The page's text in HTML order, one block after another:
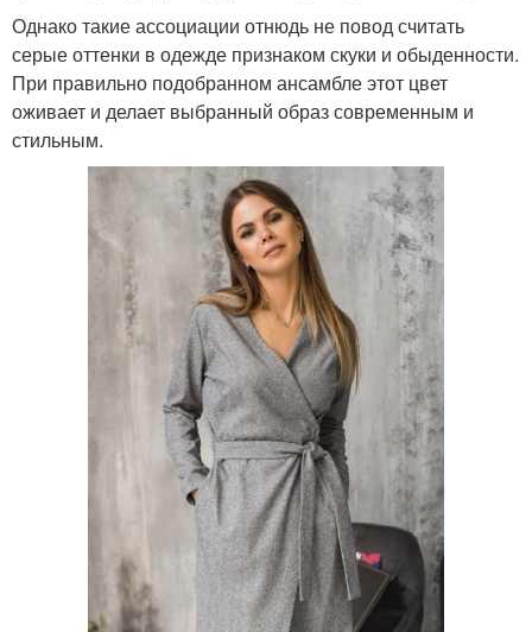
Однако такие ассоциации отнюдь не повод считать
серые оттенки в одежде признаком скуки и обыденности.
При правильно подобранном ансамбле этот цвет
оживает и делает выбранный образ современным и
стильным.